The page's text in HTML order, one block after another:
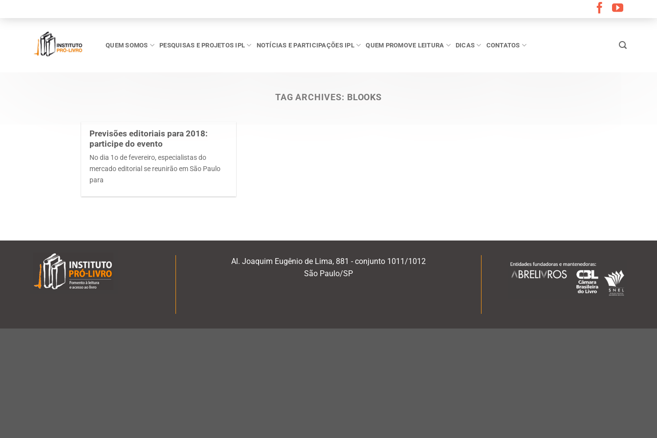
QUEM SOMOS PESQUISAS E PROJETOS IPL NOTÍCIAS E PARTICIPAÇÕES IPL QUEM PROMOVE LEITURA DICAS CONTATOS
TAG ARCHIVES: BLOOKS
Previsões editoriais para 2018:
participe do evento
No dia 1o de fevereiro, especialistas do
mercado editorial se reunirão em São Paulo
para
Al. Joaquim Eugênio de Lima, 881 - conjunto 1011/1012
São Paulo/SP